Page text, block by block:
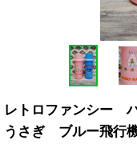
レトロファンシー
うさぎ ブルー飛